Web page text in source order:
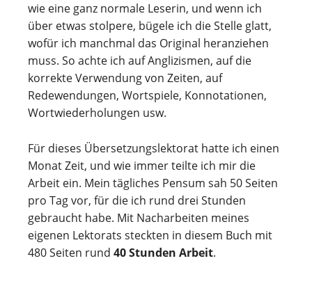
wie eine ganz normale Leserin, und wenn ich
über etwas stolpere, bügele ich die Stelle glatt,
wofür ich manchmal das Original heranziehen
muss. So achte ich auf Anglizismen, auf die
korrekte Verwendung von Zeiten, auf
Redewendungen, Wortspiele, Konnotationen,
Wortwiederholungen usw.
Für dieses Übersetzungslektorat hatte ich einen
Monat Zeit, und wie immer teilte ich mir die
Arbeit ein. Mein tägliches Pensum sah 50 Seiten
pro Tag vor, für die ich rund drei Stunden
gebraucht habe. Mit Nacharbeiten meines
eigenen Lektorats steckten in diesem Buch mit
480 Seiten rund 40 Stunden Arbeit.